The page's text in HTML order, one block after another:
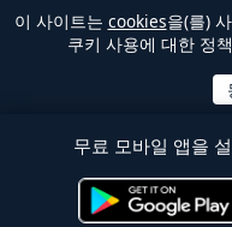
이 사이트는 cookies을(를)
쿠키 사용에 대한 정
무료 모바일 앱을